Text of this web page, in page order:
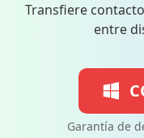
Transfiere
entre
Garantía de